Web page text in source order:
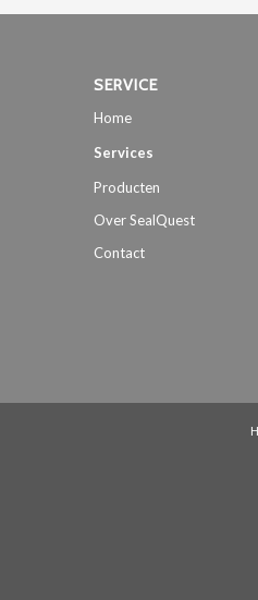
SERVICE
Home
Services
Producten
Over SealQuest
Contact